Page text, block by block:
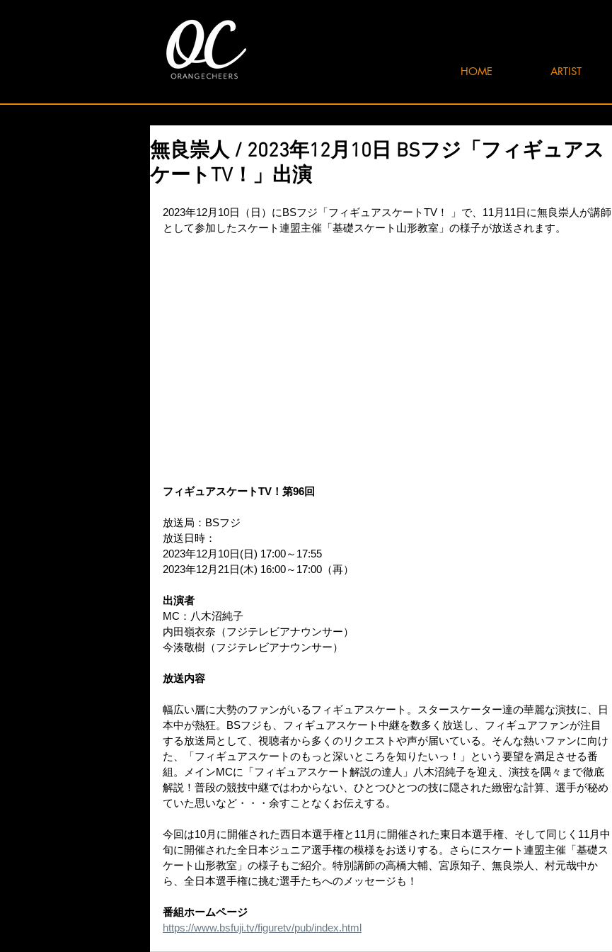
HOME ARTIST
無良崇人 / 2023年12月10日 BSフジ「フィギュアス
ケートTV！」出演
2023年12月10日（日）にBSフジ「フィギュアスケートTV！ 」で、11月11日に無良崇人が講師
として参加したスケート連盟主催「基礎スケート山形教室」の様子が放送されます。
フィギュアスケートTV！第96回
放送局：BSフジ
放送日時：
2023年12月10日(日) 17:00～17:55
2023年12月21日(木) 16:00～17:00（再）
出演者
MC：八木沼純子
内田嶺衣奈（フジテレビアナウンサー）
今湊敬樹（フジテレビアナウンサー）
放送内容
幅広い層に大勢のファンがいるフィギュアスケート。スタースケーター達の華麗な演技に、日
本中が熱狂。BSフジも、フィギュアスケート中継を数多く放送し、フィギュアファンが注目
する放送局として、視聴者から多くのリクエストや声が届いている。そんな熱いファンに向け
た、「フィギュアスケートのもっと深いところを知りたいっ！」という要望を満足させる番
組。メインMCに「フィギュアスケート解説の達人」八木沼純子を迎え、演技を隅々まで徹底
解説！普段の競技中継ではわからない、ひとつひとつの技に隠された緻密な計算、選手が秘め
ていた思いなど・・・余すことなくお伝えする。
今回は10月に開催された西日本選手権と11月に開催された東日本選手権、そして同じく11月中
旬に開催された全日本ジュニア選手権の模様をお送りする。さらにスケート連盟主催「基礎ス
ケート山形教室」の様子もご紹介。特別講師の高橋大輔、宮原知子、無良崇人、村元哉中か
ら、全日本選手権に挑む選手たちへのメッセージも！
番組ホームページ
https://www.bsfuji.tv/figuretv/pub/index.html